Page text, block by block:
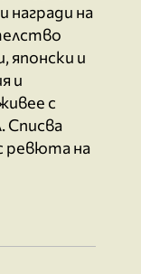
на
японски и
и
с
Списва
ревюта на